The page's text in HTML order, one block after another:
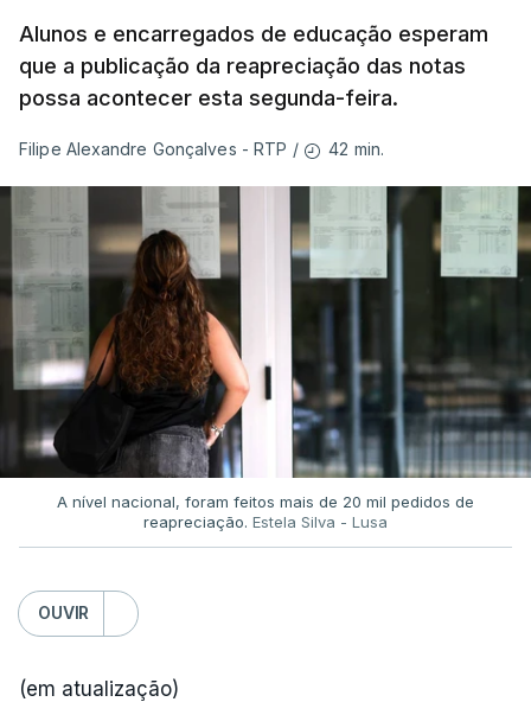
Alunos e encarregados de educação esperam
que a publicação da reapreciação das notas
possa acontecer esta segunda-feira.
Filipe Alexandre Gonçalves - RTP / 42 min.
A nível nacional, foram feitos mais de 20 mil pedidos de
reapreciação. Estela Silva - Lusa
OUVIR
(em atualização)